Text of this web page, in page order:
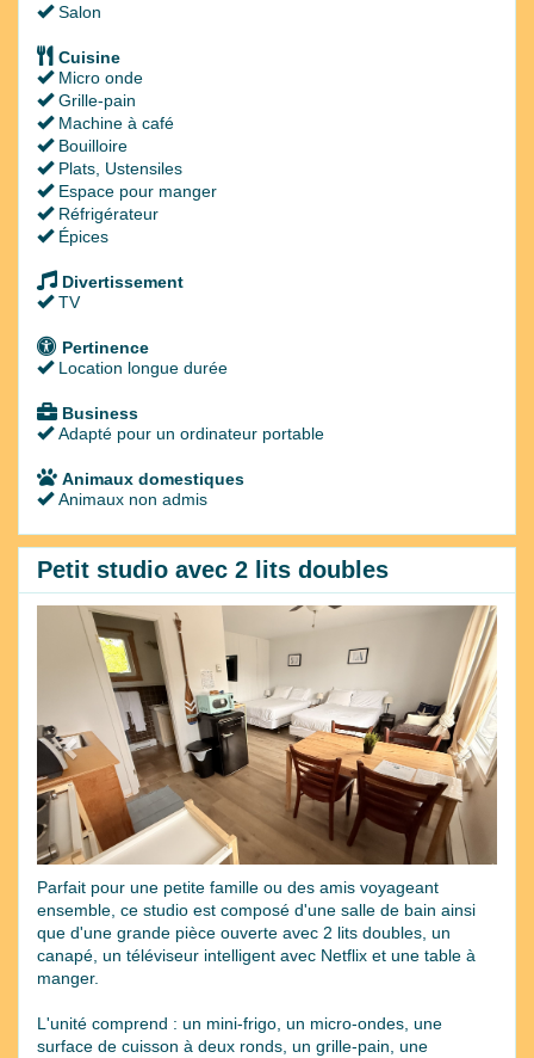
Salon
Cuisine
Micro onde
Grille-pain
Machine à café
Bouilloire
Plats, Ustensiles
Espace pour manger
Réfrigérateur
Épices
Divertissement
TV
Pertinence
Location longue durée
Business
Adapté pour un ordinateur portable
Animaux domestiques
Animaux non admis
Petit studio avec 2 lits doubles
Previous
Next
Parfait pour une petite famille ou des amis voyageant
ensemble, ce studio est composé d'une salle de bain ainsi
que d'une grande pièce ouverte avec 2 lits doubles, un
canapé, un téléviseur intelligent avec Netflix et une table à
manger.
L'unité comprend : un mini-frigo, un micro-ondes, une
surface de cuisson à deux ronds, un grille-pain, une